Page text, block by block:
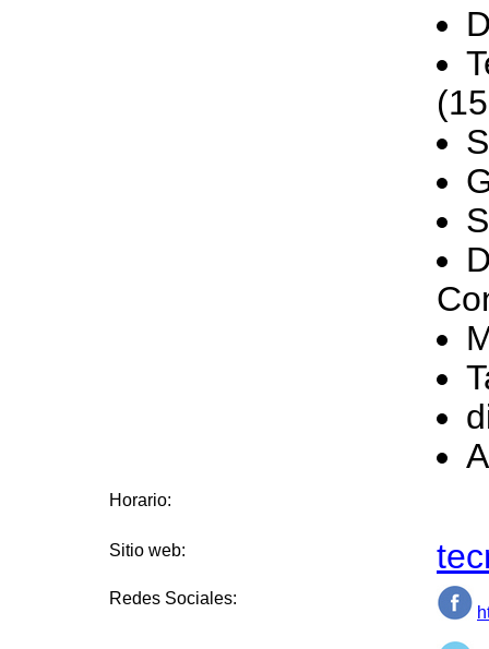
Horario:
Sitio web:
Redes Sociales: